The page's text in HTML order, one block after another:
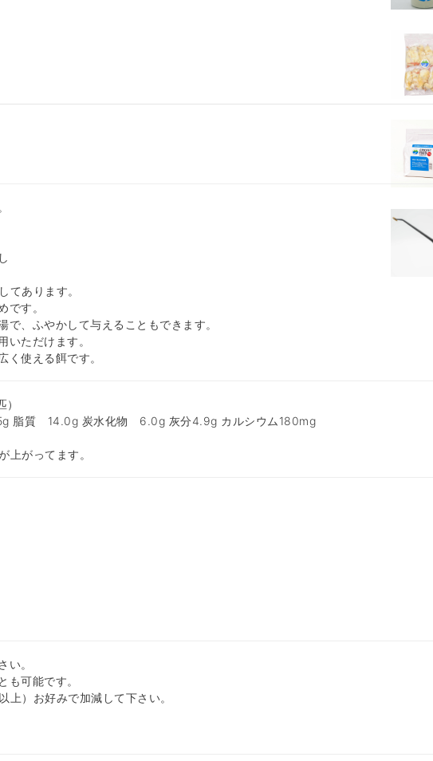
てあります。
です。
、ふやかして与えることもできます。
ただけます。
使える餌です。
脂質 14.0g 炭水化物 6.0g 灰分4.9g カルシウム180mg
上がってます。
い。
可能です。
上）お好みで加減して下さい。